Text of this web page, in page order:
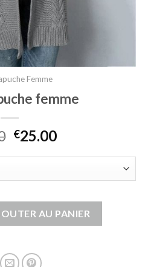
Femme
femme
€25.00
AU PANIER